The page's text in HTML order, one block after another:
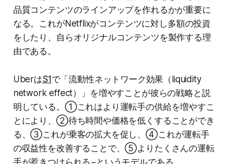
品質コンテンツのラインアップを作れるかが重要に
なる。これがNetflixがコンテンツに対し多額の投資
をしたり、自らオリジナルコンテンツを製作する理
由である。
UberはS1で「流動性ネットワーク効果（liquidity
network effect）」を増やすことが彼らの戦略と説
明している。①これはより運転手の供給を増やすこ
とにより、②待ち時間や価格を低くすることができ
る、③これが乗客の拡大を促し、④これが運転手
の収益性を改善することで、⑤よりたくさんの運転
手が惹きつけられる−というモデルである。